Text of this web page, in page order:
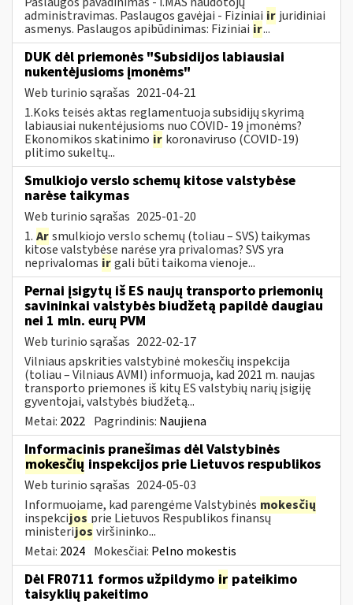
administravimas. Paslaugos gavėjai - Fiziniai ir juridiniai
asmenys. Paslaugos apibūdinimas: Fiziniai ir...
DUK dėl priemonės "Subsidijos labiausiai
nukentėjusioms įmonėms"
Web turinio sąrašas 2021-04-21
1.Koks teisės aktas reglamentuoja subsidijų skyrimą
labiausiai nukentėjusioms nuo COVID- 19 įmonėms?
Ekonomikos skatinimo ir koronaviruso (COVID-19)
plitimo sukeltų...
Smulkiojo verslo schemų kitose valstybėse
narėse taikymas
Web turinio sąrašas 2025-01-20
1. Arsmulkiojo verslo schemų (toliau – SVS) taikymas
kitose valstybėse narėse yra privalomas? SVS yra
neprivalomas irgali būti taikoma vienoje...
Pernai įsigytų iš ES naujų transporto priemonių
savininkai valstybės biudžetą papildė daugiau
nei 1 mln. eurų PVM
Web turinio sąrašas 2022-02-17
Vilniaus apskrities valstybinė mokesčių inspekcija
(toliau – Vilniaus AVMI) informuoja, kad 2021 m. naujas
transporto priemones iš kitų ES valstybių narių įsigiję
gyventojai, valstybės biudžetą...
Metai: 2022 Pagrindinis: Naujiena
Informacinis pranešimas dėl Valstybinės
mokesčių inspekcijos prie Lietuvos respublikos
Web turinio sąrašas 2024-05-03
Informuojame, kad parengėme Valstybinės mokesčių
inspekcijos prie Lietuvos Respublikos finansų
ministerijos viršininko...
Metai: 2024 Mokesčiai: Pelno mokestis
Dėl FR0711 formos užpildymo ir pateikimo
taisyklių pakeitimo